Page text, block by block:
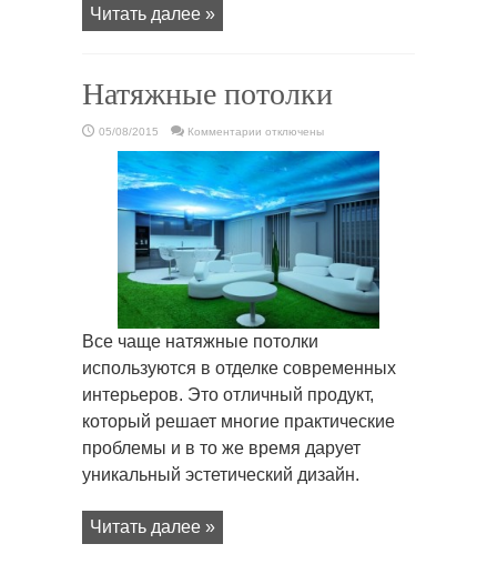
Читать далее »
Натяжные потолки
05/08/2015 Комментарии
Натяжные
потолки
отключены
Все чаще натяжные потолки
используются в отделке современных
интерьеров. Это отличный продукт,
который решает многие практические
проблемы и в то же время дарует
уникальный эстетический дизайн.
Читать далее »